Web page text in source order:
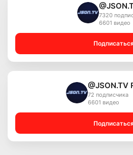
7320
6601 видео
@JSON.TV
72 подписчика
6601 видео